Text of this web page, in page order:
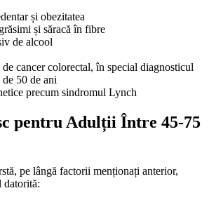
și obezitatea
și săracă în fibre
de alcool
cancer colorectal, în special diagnosticul
50 de ani
precum sindromul Lynch
pentru Adulții Între 45-75
pe lângă factorii menționați anterior,
datorită: